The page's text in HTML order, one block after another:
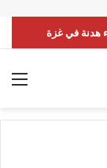
هدنة في غزة